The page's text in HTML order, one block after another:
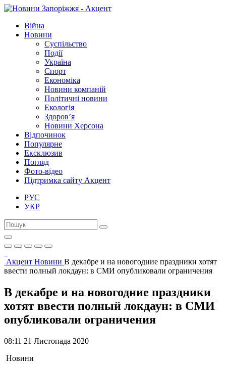
Війна
Новини
Суспільство
Події
Україна
Спорт
Економіка
Новини компаній
Політичні новини
Екологія
Здоров’я
Новини Херсона
Відпочинок
Популярне
Ексклюзив
Погляд
Фото-відео
Підтримка сайту Акцент
РУС
УКР
Акцент Новини В декабре и на новогодние праздники хотят
ввести полный локдаун: в СМИ опубликовали ограничения
В декабре и на новогодние праздники
хотят ввести полный локдаун: в СМИ
опубликовали ограничения
08:11 21 Листопада 2020
Новини